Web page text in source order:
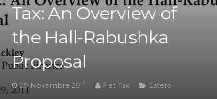
Tax: An Overview of
the Hall-Rabushka
Proposal
29 Novembre 2011 Flat Tax Estero